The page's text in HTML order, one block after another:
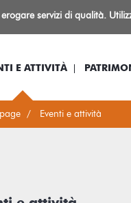
Io sono... Log-in
E ATTIVITÀ
Eventi e attività
erogare servizi di qualità.